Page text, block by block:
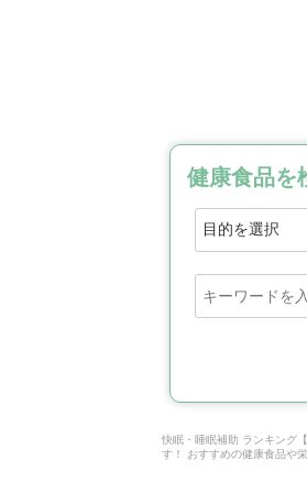
健康食品を
快眠・睡眠補助 ランキング
す！ おすすめの健康食品や